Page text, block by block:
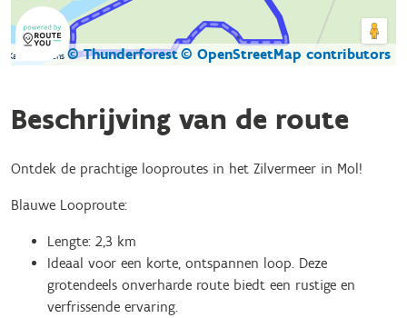
Kaartgegevens © Thunderforest© OpenStreetMap contributors
Beschrijving van de route
Ontdek de prachtige looproutes in het Zilvermeer in Mol!
Blauwe Looproute:
Lengte: 2,3 km
Ideaal voor een korte, ontspannen loop. Deze
grotendeels onverharde route biedt een rustige en
verfrissende ervaring.